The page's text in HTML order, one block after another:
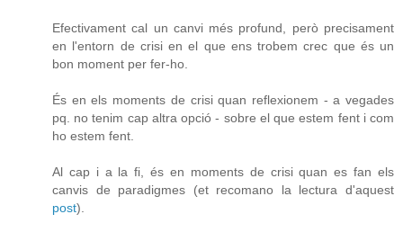
Efectivament cal un canvi més profund, però precisament
en l'entorn de crisi en el que ens trobem crec que és un
bon moment per fer-ho.
És en els moments de crisi quan reflexionem - a vegades
pq. no tenim cap altra opció - sobre el que estem fent i com
ho estem fent.
Al cap i a la fi, és en moments de crisi quan es fan els
canvis de paradigmes (et recomano la lectura d'aquest
post).